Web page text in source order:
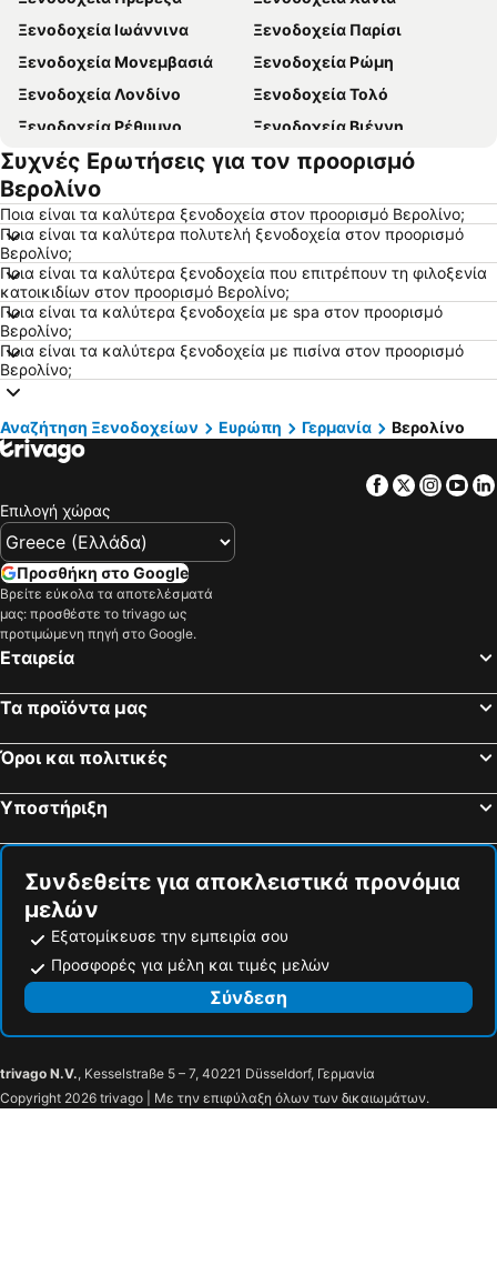
Ξενοδοχεία Ιωάννινα
Ξενοδοχεία Παρίσι
Ξενοδοχεία Μονεμβασιά
Ξενοδοχεία Ρώμη
Ξενοδοχεία Λονδίνο
Ξενοδοχεία Τολό
Ξενοδοχεία Ρέθυμνο
Ξενοδοχεία Βιέννη
Ξενοδοχεία Βόλος
Ξενοδοχεία Ηράκλειο
Ξενοδοχεία Κωνσταντινούπολη
Ξενοδοχεία Νάξος - Χώρα
Ξενοδοχεία Βουδαπέστη
Ξενοδοχεία Λουτράκι
Ξενοδοχεία Στοκχόλμη
Ξενοδοχεία Κρήτη
Ξενοδοχεία Πελοπόννησος
Ξενοδοχεία Μύκονος
Ξενοδοχεία Αίγινα
Ξενοδοχεία Κεφαλονιά
Ξενοδοχεία Λευκάδα
Ξενοδοχεία Ρόδος
Ξενοδοχεία Πήλιο
Ξενοδοχεία Νάξος
Ξενοδοχεία Πάρος
Ξενοδοχεία Πόρος
Ξενοδοχεία Αγκίστρι
Συχνές Ερωτήσεις για τον προορισμό
Βερολίνο
Ποια είναι τα καλύτερα ξενοδοχεία στον προορισμό Βερολίνο;
Ποια είναι τα καλύτερα πολυτελή ξενοδοχεία στον προορισμό
Βερολίνο;
Ποια είναι τα καλύτερα ξενοδοχεία που επιτρέπουν τη φιλοξενία
κατοικιδίων στον προορισμό Βερολίνο;
Ποια είναι τα καλύτερα ξενοδοχεία με spa στον προορισμό
Βερολίνο;
Ποια είναι τα καλύτερα ξενοδοχεία με πισίνα στον προορισμό
Βερολίνο;
Αναζήτηση Ξενοδοχείων Ευρώπη Γερμανία Βερολίνο
Facebook
Twitter
Επιλογή χώρας
Προσθήκη στο Google
Βρείτε εύκολα τα αποτελέσματά
μας: προσθέστε το trivago ως
προτιμώμενη πηγή στο Google.
Εταιρεία
Τα προϊόντα μας
Όροι και πολιτικές
Υποστήριξη
Συνδεθείτε για αποκλειστικά προνόμια
μελών
Εξατομίκευσε την εμπειρία σου
Προσφορές για μέλη και τιμές μελών
Σύνδεση
trivago N.V., Kesselstraße 5 – 7, 40221 Düsseldorf, Γερμανία
Copyright 2026 trivago | Με την επιφύλαξη όλων των δικαιωμάτων.